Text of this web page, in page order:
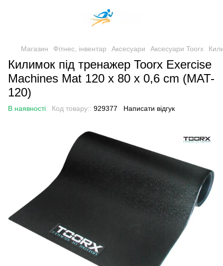
Магазин Фітнес, інвентар Аксесуари Аксесуари Toorx
Килимок під тренажер Toorx Exercise
Machines Mat 120 x 80 x 0,6 cm (MAT-
120)
В наявності Код товару:: 929377 Написати відгук